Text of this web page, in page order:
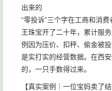
出来的
“零投诉”三个字在工商和消
王珠宝开了二十年，累计服
例因为压价、扣秤、偷金被
是实打实的经营数据。在西
的，一只手数得过来。
【真实案例｜一位宝妈卖了